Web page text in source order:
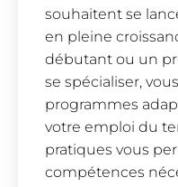
souhaitent se
en pleine
débutant ou un
se spécialiser,
programmes
votre emploi du
pratiques vous
compétences